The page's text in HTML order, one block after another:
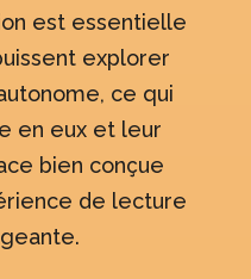
est essentielle
explorer
ce qui
en eux et leur
bien conçue
de lecture